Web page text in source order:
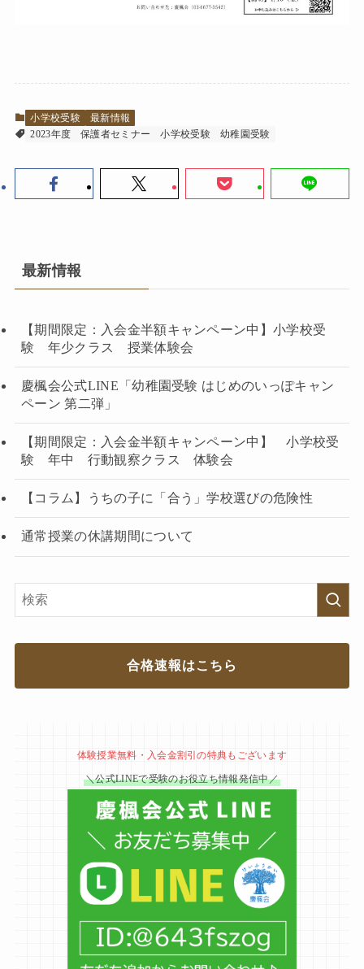
小学校受験
最新情報
2023年度
保護者セミナー 小学校受験 幼稚園受験
最新情報
【期間限定：入会金半額キャンペーン中】小学校受
験 年少クラス 授業体験会
慶楓会公式LINE「幼稚園受験 はじめのいっぽキャン
ペーン 第二弾」
【期間限定：入会金半額キャンペーン中】 小学校受
験 年中 行動観察クラス 体験会
【コラム】うちの子に「合う」学校選びの危険性
通常授業の休講期間について
合格速報はこちら
体験授業無料・入会金割引の特典もございます
＼公式LINEで受験のお役立ち情報発信中／